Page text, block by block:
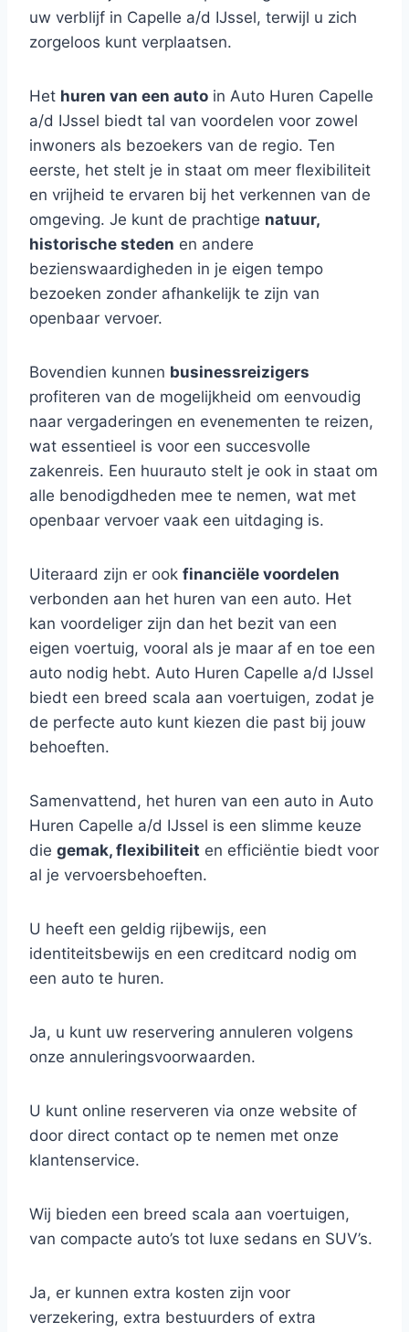
uw verblijf in Capelle a/d IJssel, terwijl u zich
zorgeloos kunt verplaatsen.
Het huren van een auto in Auto Huren Capelle
a/d IJssel biedt tal van voordelen voor zowel
inwoners als bezoekers van de regio. Ten
eerste, het stelt je in staat om meer flexibiliteit
en vrijheid te ervaren bij het verkennen van de
omgeving. Je kunt de prachtige natuur,
historische steden en andere
bezienswaardigheden in je eigen tempo
bezoeken zonder afhankelijk te zijn van
openbaar vervoer.
Bovendien kunnen businessreizigers
profiteren van de mogelijkheid om eenvoudig
naar vergaderingen en evenementen te reizen,
wat essentieel is voor een succesvolle
zakenreis. Een huurauto stelt je ook in staat om
alle benodigdheden mee te nemen, wat met
openbaar vervoer vaak een uitdaging is.
Uiteraard zijn er ook financiële voordelen
verbonden aan het huren van een auto. Het
kan voordeliger zijn dan het bezit van een
eigen voertuig, vooral als je maar af en toe een
auto nodig hebt. Auto Huren Capelle a/d IJssel
biedt een breed scala aan voertuigen, zodat je
de perfecte auto kunt kiezen die past bij jouw
behoeften.
Samenvattend, het huren van een auto in Auto
Huren Capelle a/d IJssel is een slimme keuze
die gemak, flexibiliteit en efficiëntie biedt voor
al je vervoersbehoeften.
U heeft een geldig rijbewijs, een
identiteitsbewijs en een creditcard nodig om
een auto te huren.
Ja, u kunt uw reservering annuleren volgens
onze annuleringsvoorwaarden.
U kunt online reserveren via onze website of
door direct contact op te nemen met onze
klantenservice.
Wij bieden een breed scala aan voertuigen,
van compacte auto’s tot luxe sedans en SUV’s.
Ja, er kunnen extra kosten zijn voor
verzekering, extra bestuurders of extra